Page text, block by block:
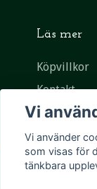
Läs mer
Köpvillkor
Kontakt
Vi
Vi använder
som visas för
tänkbara